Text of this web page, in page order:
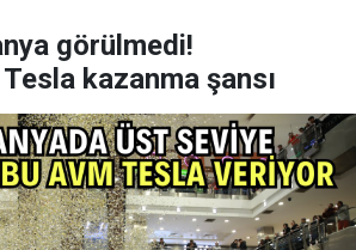
görülmedi!
kazanma şansı